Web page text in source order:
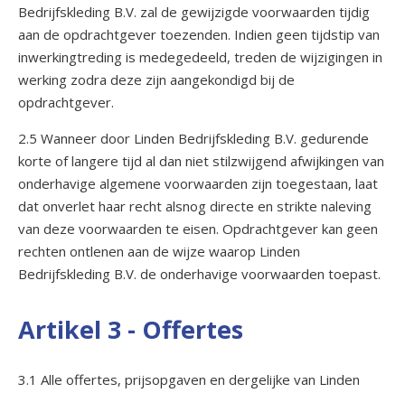
Bedrijfskleding B.V. zal de gewijzigde voorwaarden tijdig
aan de opdrachtgever toezenden. Indien geen tijdstip van
inwerkingtreding is medegedeeld, treden de wijzigingen in
werking zodra deze zijn aangekondigd bij de
opdrachtgever.
2.5 Wanneer door Linden Bedrijfskleding B.V. gedurende
korte of langere tijd al dan niet stilzwijgend afwijkingen van
onderhavige algemene voorwaarden zijn toegestaan, laat
dat onverlet haar recht alsnog directe en strikte naleving
van deze voorwaarden te eisen. Opdrachtgever kan geen
rechten ontlenen aan de wijze waarop Linden
Bedrijfskleding B.V. de onderhavige voorwaarden toepast.
Artikel 3 - Offertes
3.1 Alle offertes, prijsopgaven en dergelijke van Linden